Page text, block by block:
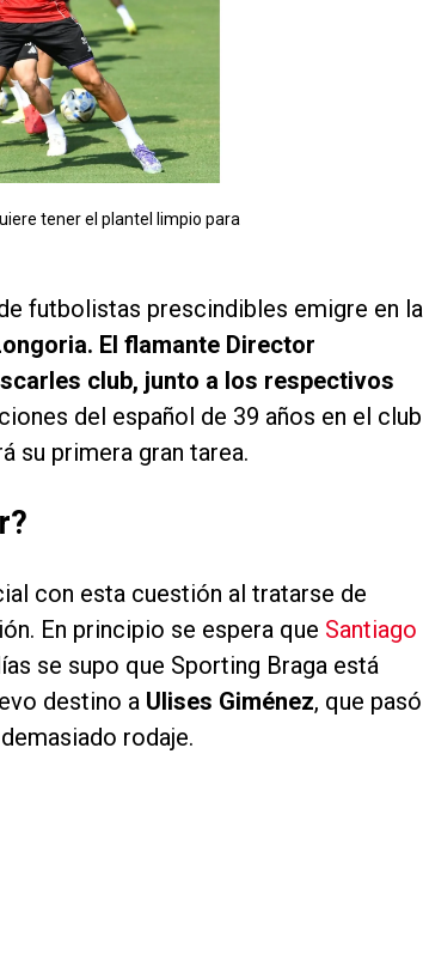
tener el plantel limpio para
futbolistas prescindibles emigre en la
El flamante Director
club, junto a los respectivos
del español de 39 años en el club
su primera gran tarea.
con esta cuestión al tratarse de
En principio se espera que Santiago
se supo que Sporting Braga está
destino a Ulises Giménez, que pasó
rodaje.